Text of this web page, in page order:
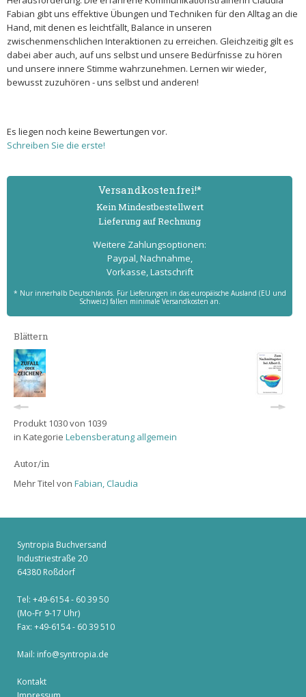
Fabian gibt uns effektive Übungen und Techniken für den Alltag an die
Hand, mit denen es leichtfällt, Balance in unseren
zwischenmenschlichen Interaktionen zu erreichen. Gleichzeitig gilt es
dabei aber auch, auf uns selbst und unsere Bedürfnisse zu hören
und unsere innere Stimme wahrzunehmen. Lernen wir wieder,
bewusst zuzuhören - uns selbst und anderen!
Es liegen noch keine Bewertungen vor.
Schreiben Sie die erste!
Versand­kostenfrei!*
Kein Mindest­bestell­wert
Lieferung auf Rechnung
Weitere Zahlungs­optionen:
Paypal, Nachnahme,
Vorkasse, Lastschrift
* Nur innerhalb Deutschlands. Für Lieferungen in das europäische Ausland (EU und
Schweiz) fallen minimale Versandkosten an.
Blättern
Produkt 1030 von 1039
in Kategorie Lebensberatung allgemein
Autor/in
Mehr Titel von Fabian, Claudia
Syntropia Buchversand
Industriestraße 20
64380 Roßdorf
Tel: +49-6154 - 60 39 50
(Mo-Fr 9-17 Uhr)
Fax: +49-6154 - 60 39 510
Mail: info@syntropia.de
Kontakt